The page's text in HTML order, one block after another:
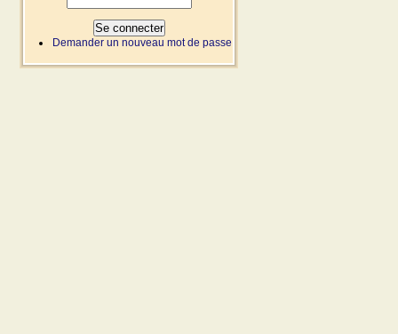
Demander un nouveau mot de passe